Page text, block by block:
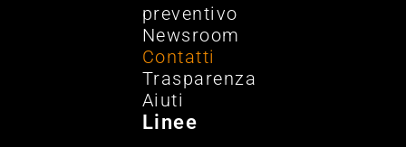
preventivo
Newsroom
Contatti
Trasparenza
Aiuti
Linee